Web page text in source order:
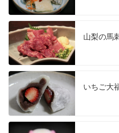
山梨の馬
いちご大